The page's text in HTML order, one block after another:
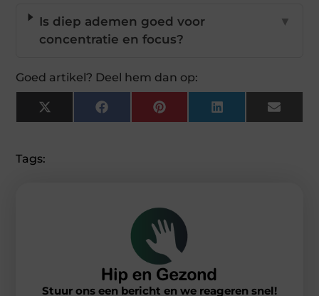
Is diep ademen goed voor
concentratie en focus?
▼
Goed artikel? Deel hem dan op:
X
(Twitter)
FacebookPinterestLinkedInEmail
Tags:
Stuur ons een bericht en we reageren snel!